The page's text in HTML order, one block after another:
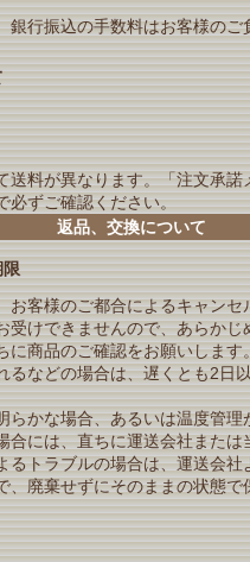
銀行振込の手数料はお客様のご
送料が異なります。「注文承諾
必ずご確認ください。
返品、交換について
限
お客様のご都合によるキャンセ
受けできませんので、あらかじ
に商品のご確認をお願いします
るなどの場合は、遅くとも2日
らかな場合、あるいは温度管理
合には、直ちに運送会社または
るトラブルの場合は、運送会社
、廃棄せずにそのままの状態で